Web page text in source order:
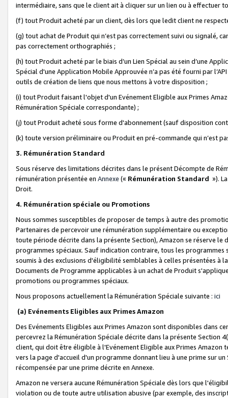
intermédiaire, sans que le client ait à cliquer sur un lien ou à
(f) tout Produit acheté par un client, dès lors que ledit client ne
(g) tout achat de Produit qui n’est pas correctement suivi ou signalé,
pas correctement orthographiés ;
(h) tout Produit acheté par le biais d’un Lien Spécial au sein d’une
Spécial d'une Application Mobile Approuvée n’a pas été fourni par
outils de création de liens que nous mettons à votre disposition ;
(i) tout Produit faisant l'objet d'un Evénement Eligible aux Primes
Rémunération Spéciale correspondante) ;
(j) tout Produit acheté sous forme d'abonnement (sauf disposition
(k) toute version préliminaire ou Produit en pré-commande qui n’est
3. Rémunération Standard
Sous réserve des limitations décrites dans le présent Décompte de
rémunération présentée en Annexe (« Rémunération Standard »).
Droit.
4. Rémunération spéciale ou Promotions
Nous sommes susceptibles de proposer de temps à autre des
Partenaires de percevoir une rémunération supplémentaire ou
toute période décrite dans la présente Section), Amazon se réserve
programmes spéciaux. Sauf indication contraire, tous les
soumis à des exclusions d'éligibilité semblables à celles présentées à
Documents de Programme applicables à un achat de Produit
promotions ou programmes spéciaux.
Nous proposons actuellement la Rémunération Spéciale suivante : ici
(a) Evénements Eligibles aux Primes Amazon
Des Evénements Eligibles aux Primes Amazon sont disponibles dans
percevrez la Rémunération Spéciale décrite dans la présente Section
client, qui doit être éligible à l'Evénement Eligible aux Primes Amazon
vers la page d'accueil d'un programme donnant lieu à une prime sur
récompensée par une prime décrite en Annexe.
Amazon ne versera aucune Rémunération Spéciale dès lors que
violation ou de toute autre utilisation abusive (par exemple, des